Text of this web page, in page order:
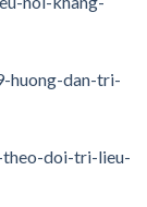
huong-dan-tri-
theo-doi-tri-lieu-